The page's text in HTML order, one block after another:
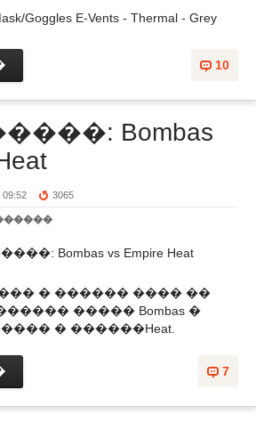
10
Bombas
09:52 3065
� ������ ���� ��
����� Bombas �
� ������Heat.
7